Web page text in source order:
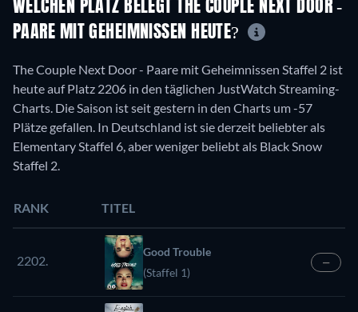
WELCHEN PLATZ BELEGT THE COUPLE NEXT DOOR -
PAARE MIT GEHEIMNISSEN HEUTE?
The Couple Next Door - Paare mit Geheimnissen Staffel 2 ist
heute auf Platz 2206 in den täglichen JustWatch Streaming-
Charts. Die Saison ist seit gestern in den Charts um -57
Plätze gefallen. In Deutschland ist sie derzeit beliebter als
Elementary Staffel 6, aber weniger beliebt als Black Snow
Staffel 2.
RANK TITEL
2202.
Good Trouble
(Staffel 1)
—